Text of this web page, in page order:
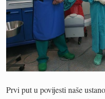
Prvi put u povijesti naše